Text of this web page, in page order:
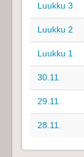
Luukku 3
Luukku 2
Luukku 1
30.11.
29.11.
28.11.